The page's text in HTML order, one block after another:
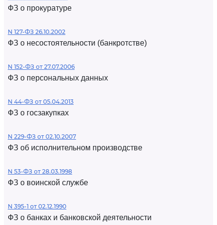
ФЗ о прокуратуре
N 127-ФЗ 26.10.2002
ФЗ о несостоятельности (банкротстве)
N 152-ФЗ от 27.07.2006
ФЗ о персональных данных
N 44-ФЗ от 05.04.2013
ФЗ о госзакупках
N 229-ФЗ от 02.10.2007
ФЗ об исполнительном производстве
N 53-ФЗ от 28.03.1998
ФЗ о воинской службе
N 395-1 от 02.12.1990
ФЗ о банках и банковской деятельности